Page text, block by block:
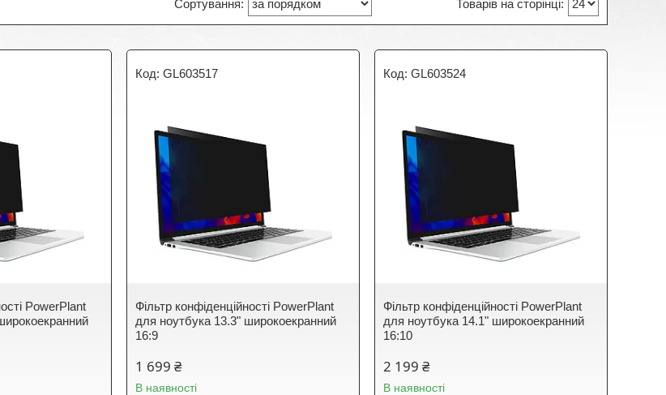
PowerPlant
GL603517
Фільтр конфіденційності PowerPlant
для ноутбука 13.3" широкоекранний
16:9
1 699 ₴
В наявності
GL603524
Фільтр конфіденційності PowerPlant
для ноутбука 14.1" широкоекранний
16:10
2 199 ₴
В наявності